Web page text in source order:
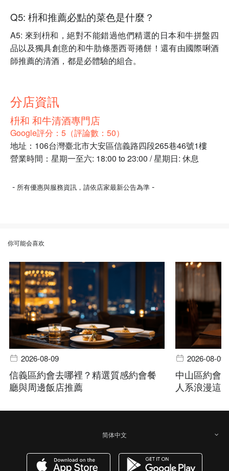
Q5: 枡和推薦必點的菜色是什麼？
A5: 來到枡和，絕對不能錯過他們精選的日本和牛拼盤四
品以及獨具創意的和牛肋條墨西哥捲餅！還有由國際唎酒
師推薦的清酒，都是必體驗的組合。
分店資訊
枡和 和牛清酒專門店
Google評分：5（評論數：50）
地址：106台灣臺北市大安區信義路四段265巷46號1樓
營業時間：星期一至六: 18:00 to 23:00 / 星期日: 休息
- 所有優惠與服務資訊，請依店家最新公告為準 -
你可能会喜欢
2026-08-09
信義區約會去哪裡？精選質感約會餐
廳與周邊飯店推薦
2026-08-09
中山區約會
人系浪漫這
简体中文